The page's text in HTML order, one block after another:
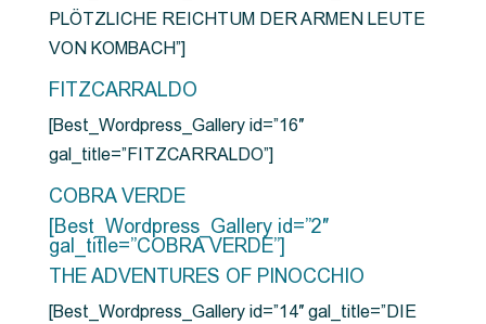
PLÖTZLICHE REICHTUM DER ARMEN LEUTE
VON KOMBACH”]
FITZCARRALDO
[Best_Wordpress_Gallery id=”16″
gal_title=”FITZCARRALDO”]
COBRA VERDE
[Best_Wordpress_Gallery id=”2″
gal_title=”COBRA VERDE”]
THE ADVENTURES OF PINOCCHIO
[Best_Wordpress_Gallery id=”14″ gal_title=”DIE